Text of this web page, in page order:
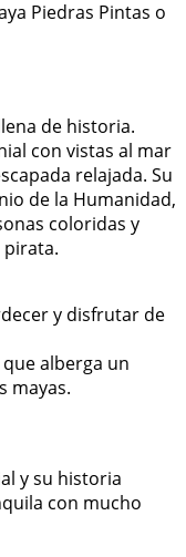
Piedras Pintas o
de historia.
con vistas al mar
relajada. Su
de la Humanidad,
coloridas y
pirata.
y disfrutar de
alberga un
mayas.
y su historia
con mucho